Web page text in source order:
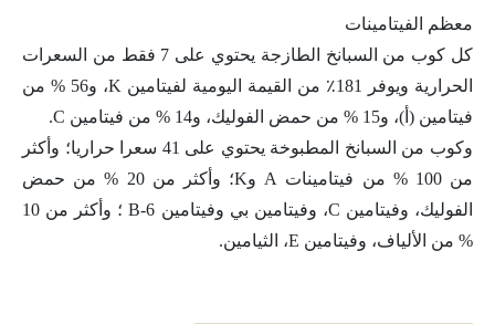
معظم الفيتامينات
كل كوب من السبانخ الطازجة يحتوي على 7 فقط من السعرات
الحرارية ويوفر 181٪ من القيمة اليومية لفيتامين K، و56 % من
فيتامين (أ)، و15 % من حمض الفوليك، و14 % من فيتامين C.
وكوب من السبانخ المطبوخة يحتوي على 41 سعرا حراريا؛ وأكثر
من 100 % من فيتامينات A وK؛ وأكثر من 20 % من حمض
الفوليك، وفيتامين C، وفيتامين بي وفيتامين B-6 ؛ وأكثر من 10
% من الألياف، وفيتامين E، الثيامين.